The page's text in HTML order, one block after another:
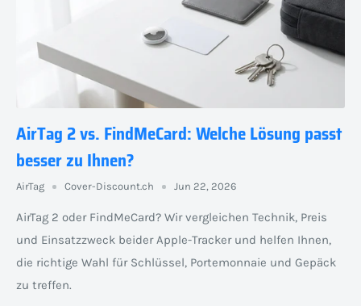
AirTag 2 vs. FindMeCard: Welche Lösung passt
besser zu Ihnen?
AirTag Cover-Discount.ch Jun 22, 2026
AirTag 2 oder FindMeCard? Wir vergleichen Technik, Preis
und Einsatzzweck beider Apple-Tracker und helfen Ihnen,
die richtige Wahl für Schlüssel, Portemonnaie und Gepäck
zu treffen.